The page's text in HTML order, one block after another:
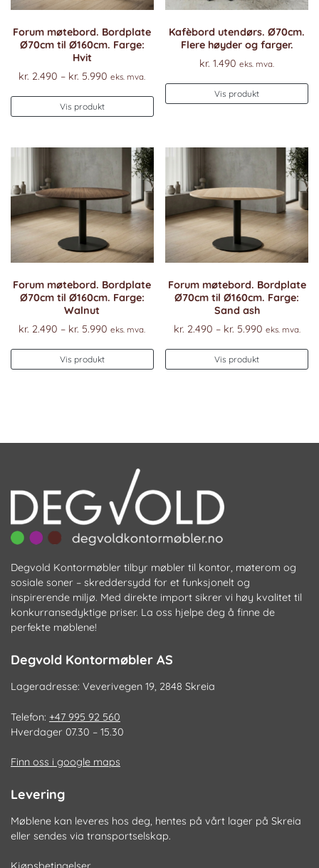
Forum møtebord. Bordplate
Ø70cm til Ø160cm. Farge:
Hvit
kr. 2.490 – kr. 5.990 Prisområde:
kr. 5.990
eks. mva.
Vis produkt
Dette
produktet
flere
Alternativene
kan
på
produktsiden
Kafèbord utendørs. Ø70cm.
Flere høyder og farger.
kr. 1.490 eks. mva.
Vis produkt
Forum møtebord. Bordplate
Ø70cm til Ø160cm. Farge:
Walnut
kr. 2.490 – kr. 5.990 Prisområde:
kr. 5.990
eks. mva.
Vis produkt
Dette
produktet
kan
produktsiden
Forum møtebord. Bordplate
Ø70cm til Ø160cm. Farge:
Sand ash
kr. 2.490 – kr. 5.990
kr. 5.990
eks. mva.
Vis produkt
Degvold Kontormøbler tilbyr møbler til kontor, møterom og
sosiale soner – skreddersydd for et funksjonelt og
inspirerende miljø. Med direkte import sikrer vi høy kvalitet til
konkurransedyktige priser. La oss hjelpe deg å finne de
perfekte møblene!
Degvold Kontormøbler AS
Lageradresse: Veverivegen 19, 2848 Skreia
Telefon: +47 995 92 560
Hverdager 07.30 – 15.30
Finn oss i google maps
Levering
Møblene kan leveres hos deg, hentes på vårt lager på Skreia
eller sendes via transportselskap.